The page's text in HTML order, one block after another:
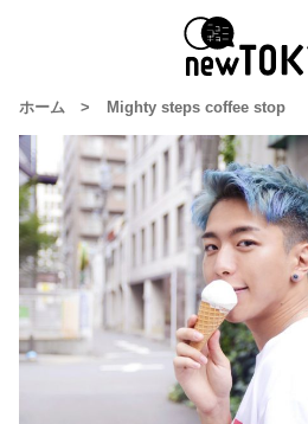
ホーム > Mighty steps coffee stop